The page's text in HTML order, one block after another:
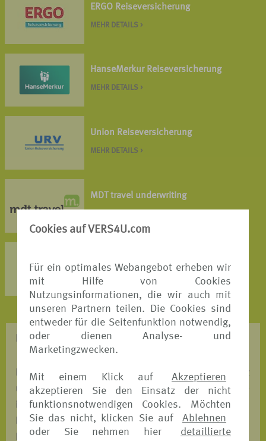
Cookies auf VERS4U.com
Für ein optimales Webangebot erheben wir
mit Hilfe von Cookies
Nutzungsinformationen, die wir auch mit
unseren Partnern teilen. Die Cookies sind
entweder für die Seitenfunktion notwendig,
oder dienen Analyse- und
Marketingzwecken.
Mit einem Klick auf
Akzeptieren
akzeptieren Sie den Einsatz der nicht
funktionsnotwendigen Cookies. Möchten
Sie das nicht, klicken Sie auf
Ablehnen
oder Sie nehmen hier
detaillierte
ERGO Reiseversicherung
MEHR DETAILS >
HanseMerkur Reiseversicherung
MEHR DETAILS >
Union Reiseversicherung
MEHR DETAILS >
MDT travel underwriting
MEHR DETAILS >
REISESCHUTZ - WAS BRAUCHE ICH?
Entscheiden Sie, mit welchem Versicherungsschutz
und mit welchem unserer Versicherungspartner Sie
in den Urlaub fahren möchten. Wir ermöglichen
Ihnen einen automatischen Preis-und
Leistungsvergleich, bei dem Sie auf einen Blick